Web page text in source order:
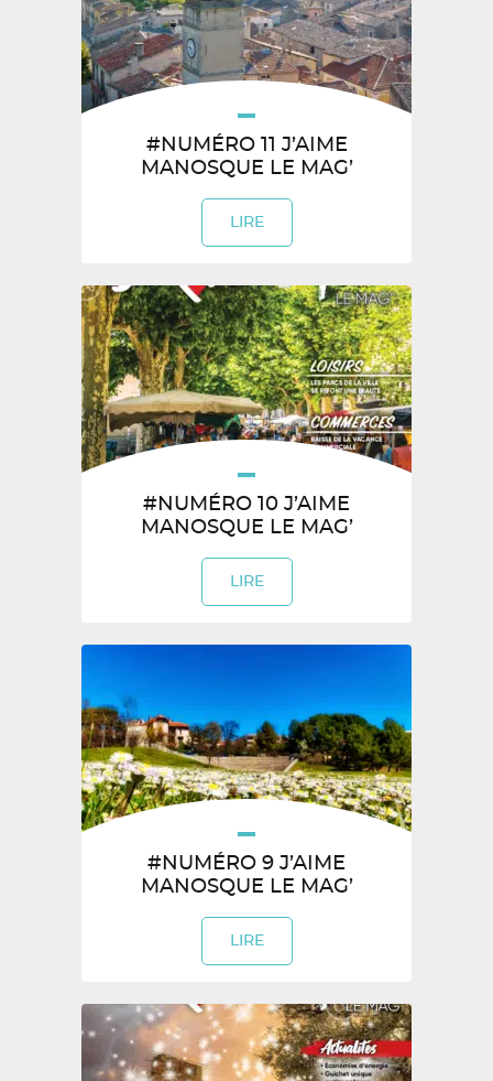
#NUMÉRO 11 J’AIME
MANOSQUE LE MAG’
LIRE
#NUMÉRO 10 J’AIME
MANOSQUE LE MAG’
LIRE
#NUMÉRO 9 J’AIME
MANOSQUE LE MAG’
LIRE